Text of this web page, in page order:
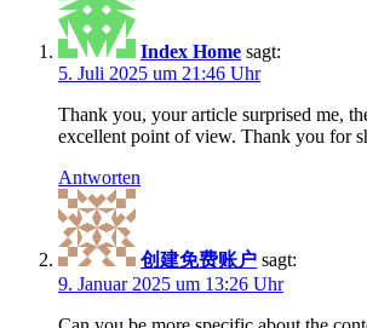
Index Home sagt:
5. Juli 2025 um 21:46 Uhr
Thank you, your article surprised me,
excellent point of view. Thank you for
Antworten
创建免费账户 sagt:
9. Januar 2025 um 13:26 Uhr